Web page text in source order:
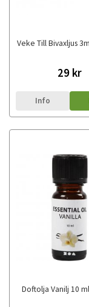
Veke Till Bivaxljus
29 kr
Info
Doftolja Vanilj 10